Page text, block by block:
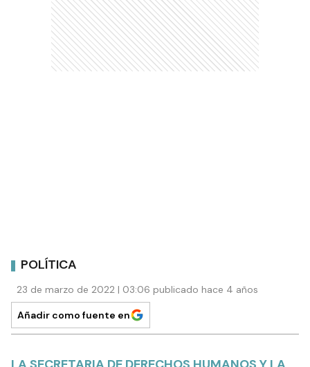
POLÍTICA
23 de marzo de 2022 | 03:06 publicado hace 4 años
Añadir como fuente en